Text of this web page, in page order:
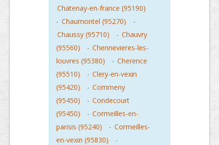
Chatenay-en-france (95190)
- Chaumontel (95270)
-
Chaussy (95710)
- Chauvry
(95560)
- Chennevieres-les-
louvres (95380)
- Cherence
(95510)
- Clery-en-vexin
(95420)
- Commeny
(95450)
- Condecourt
(95450)
- Cormeilles-en-
parisis (95240)
- Cormeilles-
en-vexin (95830)
-